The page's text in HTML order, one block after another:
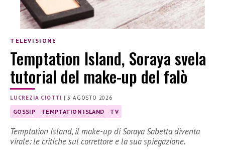
TELEVISIONE
Temptation Island, Soraya svela
tutorial del make-up del falò
LUCREZIA CIOTTI |3 AGOSTO 2026
GOSSIP TEMPTATION ISLAND TV
Temptation Island, il make-up di Soraya Sabetta diventa
virale: le critiche sul correttore e la sua spiegazione.